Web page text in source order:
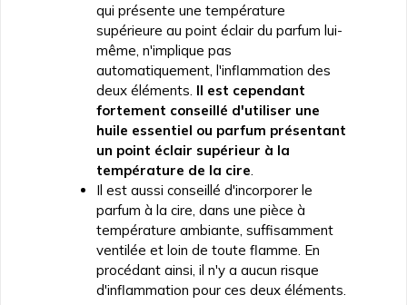
qui présente une température
supérieure au point éclair du parfum lui-
même, n'implique pas
automatiquement, l'inflammation des
deux éléments. Il est cependant
fortement conseillé d'utiliser une
huile essentiel ou parfum présentant
un point éclair supérieur à la
température de la cire
Il est aussi conseillé d'incorporer le
parfum à la cire, dans une pièce à
température ambiante, suffisamment
ventilée et loin de toute flamme. En
procédant ainsi, il n'y a aucun risque
d'inflammation pour ces deux éléments.